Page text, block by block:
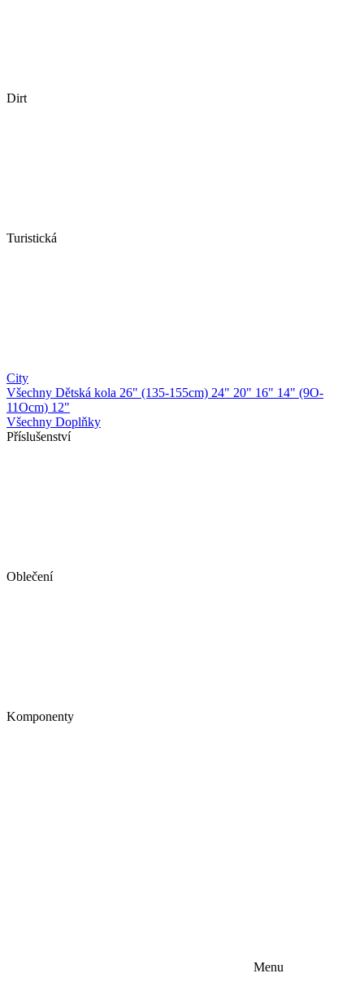
Dirt
Turistická
City
Všechny Dětská kola 26" (135-155cm) 24" 20" 16" 14" (9O-
11Ocm) 12"
Všechny Doplňky
Příslušenství
Oblečení
Komponenty
Menu